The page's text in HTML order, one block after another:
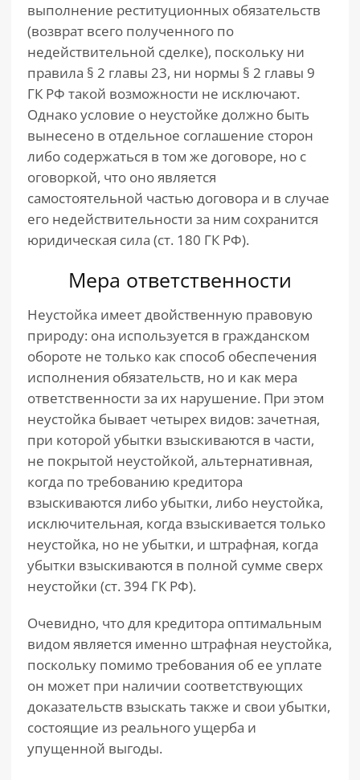
выполнение реституционных обязательств
(возврат всего полученного по
недействительной сделке), поскольку ни
правила § 2 главы 23, ни нормы § 2 главы 9
ГК РФ такой возможности не исключают.
Однако условие о неустойке должно быть
вынесено в отдельное соглашение сторон
либо содержаться в том же договоре, но с
оговоркой, что оно является
самостоятельной частью договора и в случае
его недействительности за ним сохранится
юридическая сила (ст. 180 ГК РФ).
Мера ответственности
Неустойка имеет двойственную правовую
природу: она используется в гражданском
обороте не только как способ обеспечения
исполнения обязательств, но и как мера
ответственности за их нарушение. При этом
неустойка бывает четырех видов: зачетная,
при которой убытки взыскиваются в части,
не покрытой неустойкой, альтернативная,
когда по требованию кредитора
взыскиваются либо убытки, либо неустойка,
исключительная, когда взыскивается только
неустойка, но не убытки, и штрафная, когда
убытки взыскиваются в полной сумме сверх
неустойки (ст. 394 ГК РФ).
Очевидно, что для кредитора оптимальным
видом является именно штрафная неустойка,
поскольку помимо требования об ее уплате
он может при наличии соответствующих
доказательств взыскать также и свои убытки,
состоящие из реального ущерба и
упущенной выгоды.